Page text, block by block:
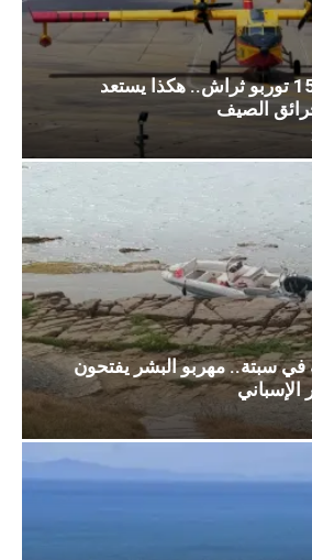
8 طائرات كنادير و15 توربو ثراش.. هكذا يستعد
الصيف
في سبتة.. مهربو البشر يفتحون
الإسباني